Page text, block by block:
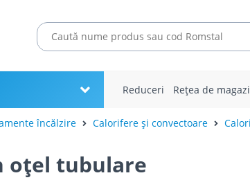
Reduceri Rețea de
încălzire Calorifere și convectoare
oțel tubulare